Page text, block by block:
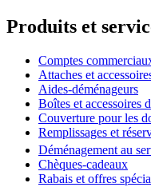
Produits et
Comptes
Attaches et
Aides-déménageurs
Boîtes et accessoires
Couverture pour les
Remplissages et
Déménagement au
Chèques-cadeaux
Rabais et offres